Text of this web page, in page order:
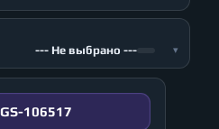
--- Не выбрано --- ▾
GS-106517